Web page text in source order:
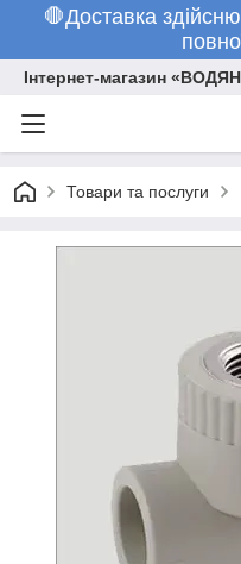
🛑Доставка
Інтернет-магазин
Товари та послуги